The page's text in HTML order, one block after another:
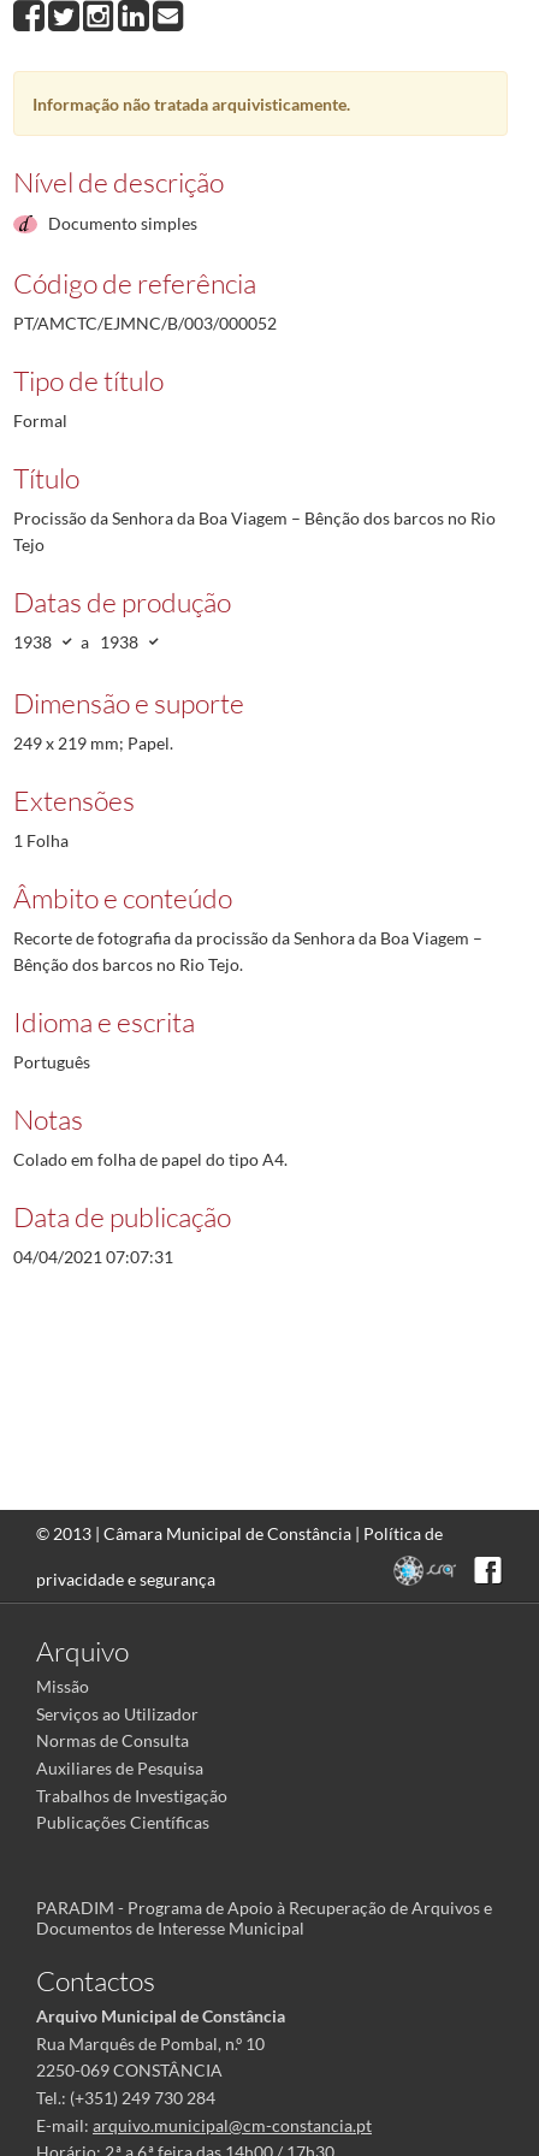
Informação não tratada arquivisticamente.
Nível de descrição
Documento simples
Código de referência
PT/AMCTC/EJMNC/B/003/000052
Tipo de título
Formal
Título
Procissão da Senhora da Boa Viagem – Bênção dos barcos no Rio
Tejo
Datas de produção
1938 a 1938
Dimensão e suporte
249 x 219 mm; Papel.
Extensões
1 Folha
Âmbito e conteúdo
Recorte de fotografia da procissão da Senhora da Boa Viagem –
Bênção dos barcos no Rio Tejo.
Idioma e escrita
Português
Notas
Colado em folha de papel do tipo A4.
Data de publicação
04/04/2021 07:07:31
© 2013 | Câmara Municipal de Constância | Política de
privacidade e segurança
Arquivo
Missão
Serviços ao Utilizador
Normas de Consulta
Auxiliares de Pesquisa
Trabalhos de Investigação
Publicações Científicas
PARADIM - Programa de Apoio à Recuperação de Arquivos e
Documentos de Interesse Municipal
Contactos
Arquivo Municipal de Constância
Rua Marquês de Pombal, n.º 10
2250-069 CONSTÂNCIA
Tel.: (+351) 249 730 284
E-mail: arquivo.municipal@cm-constancia.pt